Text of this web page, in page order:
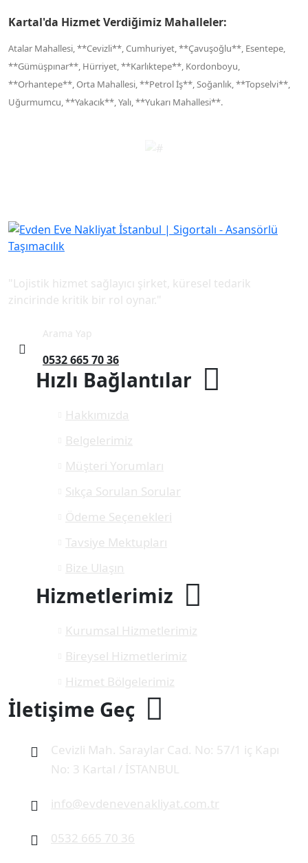
Kartal'da Hizmet Verdiğimiz Mahalleler:
Atalar Mahallesi, **Cevizli**, Cumhuriyet, **Çavuşoğlu**, Esentepe,
**Gümüşpınar**, Hürriyet, **Karlıktepe**, Kordonboyu,
**Orhantepe**, Orta Mahallesi, **Petrol İş**, Soğanlık, **Topselvi**,
Uğurmumcu, **Yakacık**, Yalı, **Yukarı Mahallesi**.
"Lojistik hizmet sağlayıcı şirket, küresel tedarik
zincirinde kritik bir rol oynar."
Arama Yap
0532 665 70 36
Hızlı Bağlantılar
Hakkımızda
Belgelerimiz
Müşteri Yorumları
Sıkça Sorulan Sorular
Ödeme Seçenekleri
Tavsiye Mektupları
Bize Ulaşın
Hizmetlerimiz
Kurumsal Hizmetlerimiz
Bireysel Hizmetlerimiz
Hizmet Bölgelerimiz
İletişime Geç
Cevizli Mah. Saraylar Cad. No: 57/1 iç Kapı
No: 3 Kartal / İSTANBUL
info@evdenevenakliyat.com.tr
0532 665 70 36